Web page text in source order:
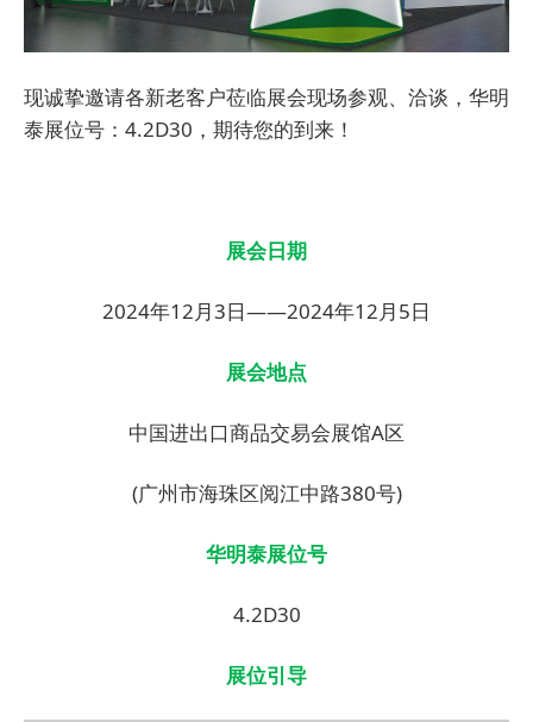
现诚挚邀请各新老客户莅临展会现场参观、洽谈， 华明
泰展位号：4.2D30，期待您的到来！
展会日期
2024年12月3日——2024年12月5日
展会地点
中国进出口商品交易会展馆A区
(广州市海珠区阅江中路380号)
华明泰展位号
4.2D30
展位引导